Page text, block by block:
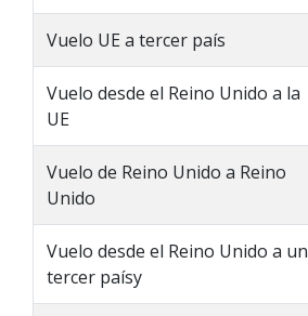
Vuelo UE a tercer país
Vuelo desde el Reino Unido a la
UE
Vuelo de Reino Unido a Reino
Unido
Vuelo desde el Reino Unido a un
tercer paísy